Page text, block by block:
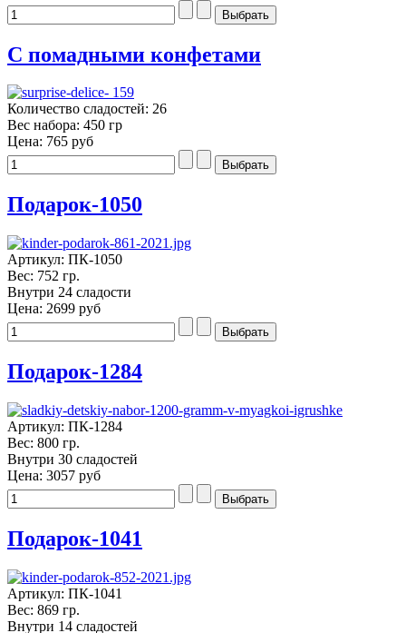
С помадными конфетами
Количество сладостей: 26
Вес набора: 450 гр
Цена: 765 руб
Подарок-1050
Артикул: ПК-1050
Вес: 752 гр.
Внутри 24 сладости
Цена: 2699 руб
Подарок-1284
Артикул: ПК-1284
Вес: 800 гр.
Внутри 30 сладостей
Цена: 3057 руб
Подарок-1041
Артикул: ПК-1041
Вес: 869 гр.
Внутри 14 сладостей